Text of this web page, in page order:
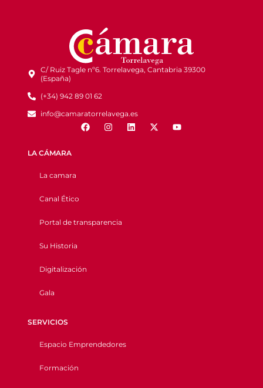
C/ Ruiz Tagle nº6. Torrelavega, Cantabria 39300
(España)
(+34) 942 89 01 62
info@camaratorrelavega.es
LA CÁMARA
La camara
Canal Ético
Portal de transparencia
Su Historia
Digitalización
Gala
SERVICIOS
Espacio Emprendedores
Formación